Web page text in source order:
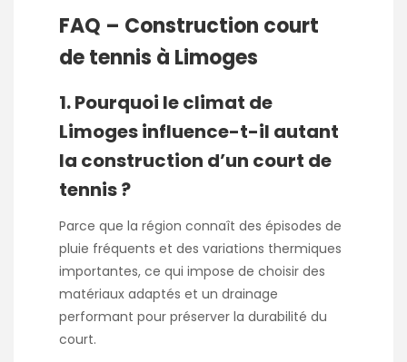
FAQ – Construction court
de tennis à Limoges
1. Pourquoi le climat de
Limoges influence-t-il autant
la construction d’un court de
tennis ?
Parce que la région connaît des épisodes de
pluie fréquents et des variations thermiques
importantes, ce qui impose de choisir des
matériaux adaptés et un drainage
performant pour préserver la durabilité du
court.